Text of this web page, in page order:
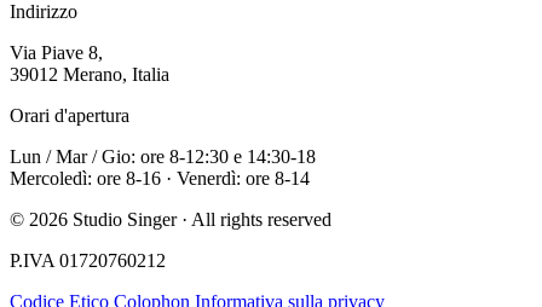
Indirizzo
Via Piave 8,
39012 Merano, Italia
Orari d'apertura
Lun / Mar / Gio: ore 8-12:30 e 14:30-18
Mercoledì: ore 8-16 · Venerdì: ore 8-14
© 2026 Studio Singer · All rights reserved
P.IVA 01720760212
Codice Etico Colophon Informativa sulla privacy